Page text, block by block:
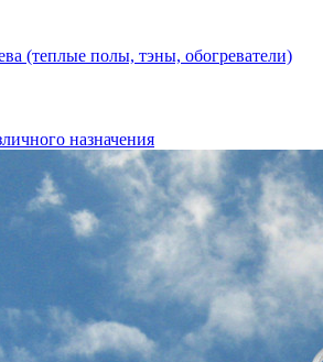
(теплые полы, тэны, обогреватели)
назначения